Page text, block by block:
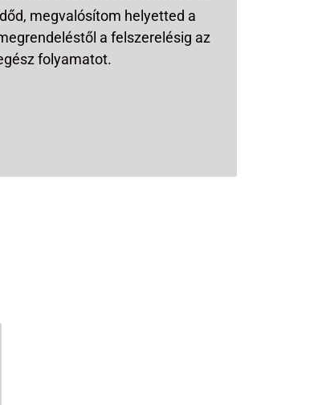
megvalósítom helyetted a
a felszerelésig az
folyamatot.